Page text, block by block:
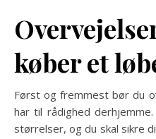
køber et
Først og fremmest bør du
har til rådighed
størrelser, og du skal sikre